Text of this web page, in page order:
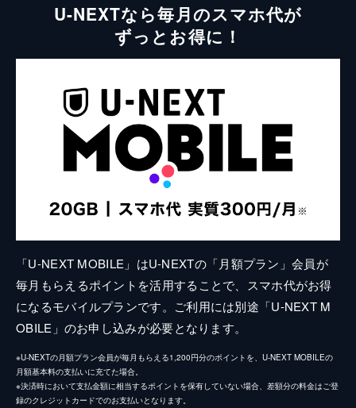
U-NEXTなら毎月のスマホ代が
ずっとお得に！
「U-NEXT MOBILE」はU-NEXTの「月額プラン」会員が
毎月もらえるポイントを活用することで、スマホ代がお得
になるモバイルプランです。ご利用には別途「U-NEXT M
OBILE」のお申し込みが必要となります。
※U-NEXTの月額プラン会員が毎月もらえる1,200円分のポイントを、U-NEXT MOBILEの
月額基本料の支払いに充てた場合。
※決済時において支払金額に相当するポイントを保有していない場合、差額分の料金はご登
録のクレジットカードでのお支払いとなります。